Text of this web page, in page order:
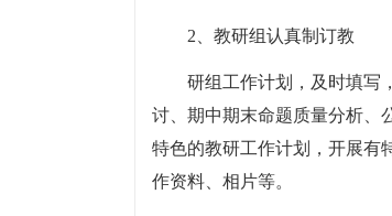
2、教研组认真制订教
研组工作计划，及时填写
讨、期中期末命题质量分析、
特色的教研工作计划，开展有
作资料、相片等。